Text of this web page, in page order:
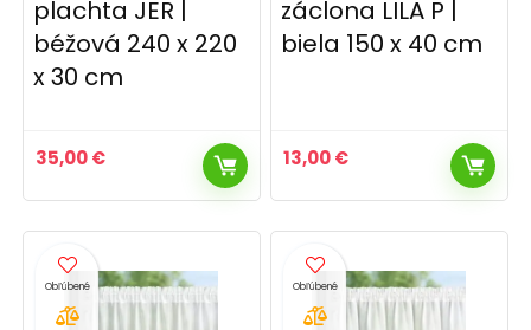
plachta JER |
béžová 240 x 220
x 30 cm
35,00€
záclona LILA P |
biela 150 x 40 cm
13,00€